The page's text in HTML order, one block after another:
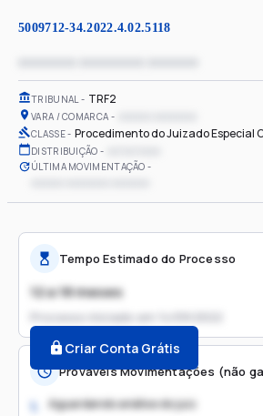
5009712-34.2022.4.02.5118
TRIBUNAL TRF2
VARA / COMARCA
CLASSE Procedimento do Juizado Especial
DISTRIBUIÇÃO
ÚLTIMA MOVIMENTAÇÃO
Tempo Estimado do Processo
12 a 18 meses
Processo iniciado em
Criar Conta Grátis
Prováveis Movimentações (não
1. Aguardando análise do juiz